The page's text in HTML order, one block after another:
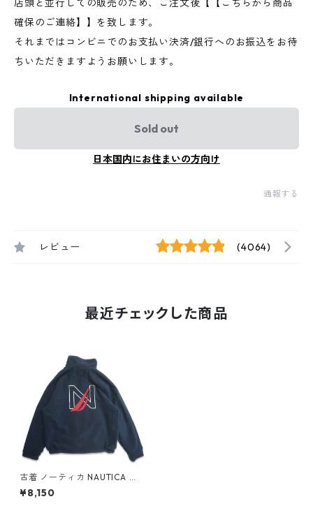
店頭と並行しての販売のため、ご注文後【【こちらから商品
確保のご連絡】】を致します。
それまではコンビニでのお支払い決済/銀行へのお振込をお待
ちいただきますようお願いします。
International shipping available
Sold out
日本国内にお住まいの方向け
通報する
レビュー (4064)
最近チェックした商品
古着 ノーティカ NAUTICA リ
バーシブル ナイロンジャケッ
ト フリース ネイビー レッド
¥8,150